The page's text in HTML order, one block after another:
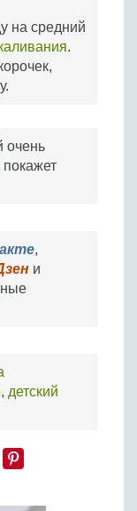
на средний
.
очень
покажет
,
и
, детский